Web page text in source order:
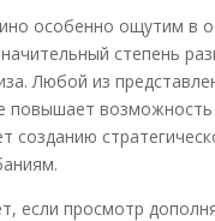
особенно ощутим в
степень
Любой из
повышает
созданию
если просмотр